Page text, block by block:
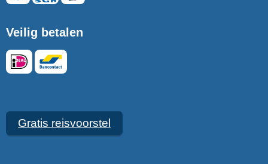
Veilig betalen
Gratis reisvoorstel